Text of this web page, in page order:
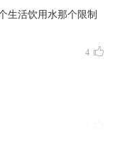
生活饮用水那个限制
4